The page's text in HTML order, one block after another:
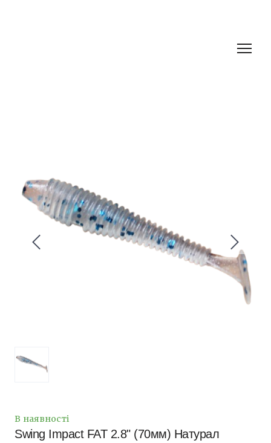
В наявності
Swing Impact FAT 2.8" (70мм) Натурал